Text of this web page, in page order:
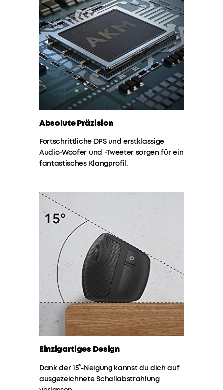
Angebot
27€
Code:
WS24A3116PD
KOPIEREN
AUDIO:
Motion+
einem
erstklassigen
Klangprofil
Qualcomm
ausgestattet.
ENORMER
SOUND
Tweeter,
Neodym-
passive
bieten:
Absolute Präzision
Fortschrittliche DPS und erstklassige
Audio-Woofer und -Tweeter sorgen für ein
fantastisches Klangprofil.
Einzigartiges Design
Dank der 15°-Neigung kannst du dich auf
ausgezeichnete Schallabstrahlung